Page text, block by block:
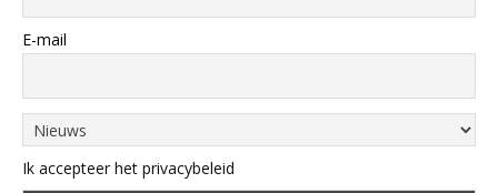
E-mail
Ik accepteer het privacybeleid